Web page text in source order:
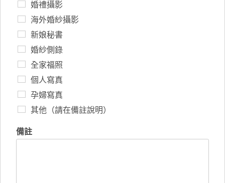
婚禮攝影
海外婚紗攝影
新娘秘書
婚紗側錄
全家福照
個人寫真
孕婦寫真
其他（請在備註說明）
備註